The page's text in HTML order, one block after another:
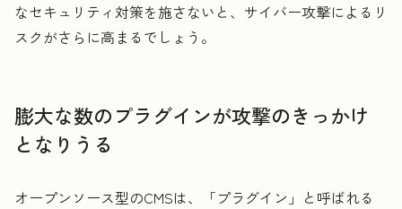
なセキュリティ対策を施さないと、サイバー攻撃によるリ
スクがさらに高まるでしょう。
膨大な数のプラグインが攻撃のきっかけ
となりうる
オープンソース型のCMSは、「プラグイン」と呼ばれる